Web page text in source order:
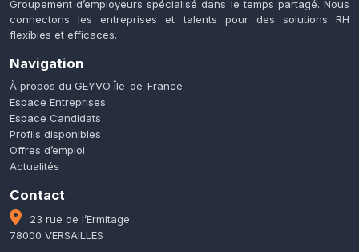
Groupement d’employeurs spécialisé dans le temps partagé. Nous
connectons les entreprises et talents pour des solutions RH
flexibles et efficaces.
Navigation
À propos du GEYVO Île-de-France
Espace Entreprises
Espace Candidats
Profils disponibles
Offres d’emploi
Actualités
Contact
23 rue de l’Ermitage
78000 VERSAILLES